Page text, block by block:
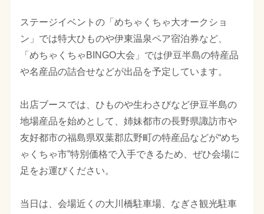
ステージイベントの「めちゃくちゃ大オークショ
ン」では特大ひものや伊東温泉ペア宿泊券など、
「めちゃくちゃBINGO大会」では伊豆半島の特産品
や名産品の詰合せなどが出品を予定しています。
出店ブースでは、ひものや生わさびなど伊豆半島の
地場産品を始めとして、姉妹都市の長野県諏訪市や
友好都市の福島県双葉郡広野町の特産品などが“めち
ゃくちゃ市”特別価格で入手できるため、ぜひ会場に
足をお運びください。
当日は、会場近くの大川橋駐車場、なぎさ観光駐車